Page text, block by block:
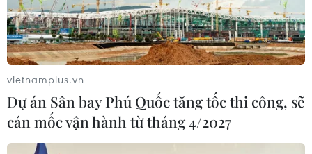
vietnamplus.vn
Dự án Sân bay Phú Quốc tăng tốc thi công, sẽ
cán mốc vận hành từ tháng 4/2027